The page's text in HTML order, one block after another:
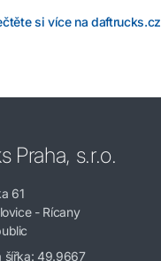
si více na daftrucks.cz
Praha, s.r.o.
61
- Rícany
šířka: 49.9667